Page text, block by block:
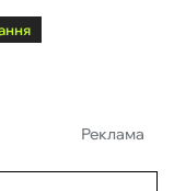
Реклама